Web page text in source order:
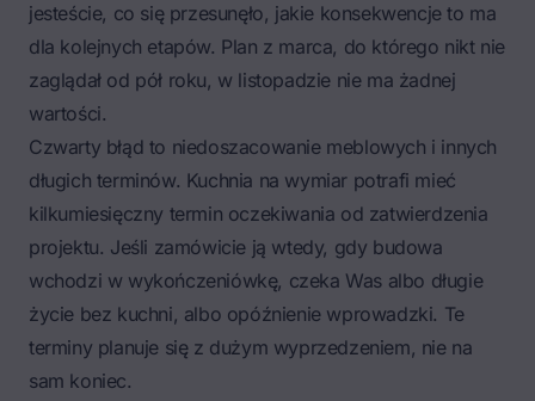
jesteście, co się przesunęło, jakie konsekwencje to ma
dla kolejnych etapów. Plan z marca, do którego nikt nie
zaglądał od pół roku, w listopadzie nie ma żadnej
wartości.
Czwarty błąd to niedoszacowanie meblowych i innych
długich terminów. Kuchnia na wymiar potrafi mieć
kilkumiesięczny termin oczekiwania od zatwierdzenia
projektu. Jeśli zamówicie ją wtedy, gdy budowa
wchodzi w wykończeniówkę, czeka Was albo długie
życie bez kuchni, albo opóźnienie wprowadzki. Te
terminy planuje się z dużym wyprzedzeniem, nie na
sam koniec.